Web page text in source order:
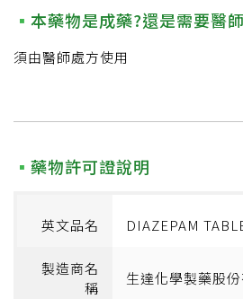
本藥物是成藥?還是需要醫
須由醫師處方使用
藥物許可證說明
英文品名 DIAZEPAM
製造商名
稱
生達化學製藥股